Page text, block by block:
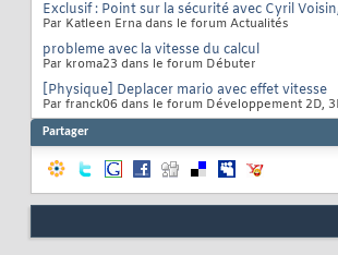
Exclusif : Point sur la sécurité avec Cyril
Par Katleen Erna dans le forum Actualités
probleme avec la vitesse du calcul
Par kroma23 dans le forum Débuter
[Physique] Deplacer mario avec effet vitesse
Par franck06 dans le forum Développement 2D,
Partager